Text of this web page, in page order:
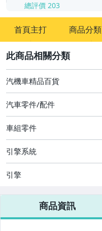
總評價 203
首頁主打 商品分類
汽機車精品百貨
汽機車精品百貨
汽車零件/配件
車組零件
引擎系統
引擎
商品資訊